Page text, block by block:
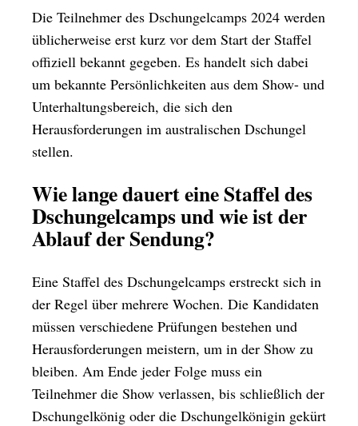
Die Teilnehmer des Dschungelcamps 2024 werden
üblicherweise erst kurz vor dem Start der Staffel
offiziell bekannt gegeben. Es handelt sich dabei
um bekannte Persönlichkeiten aus dem Show- und
Unterhaltungsbereich, die sich den
Herausforderungen im australischen Dschungel
stellen.
Wie lange dauert eine Staffel des
Dschungelcamps und wie ist der
Ablauf der Sendung?
Eine Staffel des Dschungelcamps erstreckt sich in
der Regel über mehrere Wochen. Die Kandidaten
müssen verschiedene Prüfungen bestehen und
Herausforderungen meistern, um in der Show zu
bleiben. Am Ende jeder Folge muss ein
Teilnehmer die Show verlassen, bis schließlich der
Dschungelkönig oder die Dschungelkönigin gekürt